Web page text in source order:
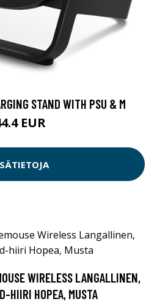
STAND WITH PSU & M
EUR
WIRELESS LANGALLINEN,
HIIRI HOPEA, MUSTA